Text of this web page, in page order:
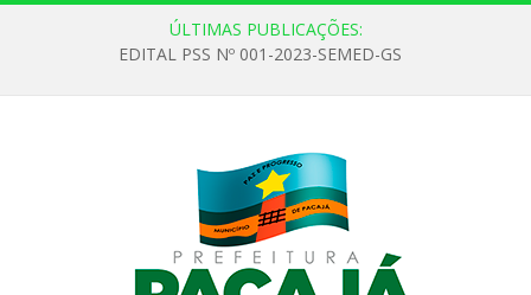
ÚLTIMAS PUBLICAÇÕES:
EDITAL PSS Nº 001-2023-SEMED-GS